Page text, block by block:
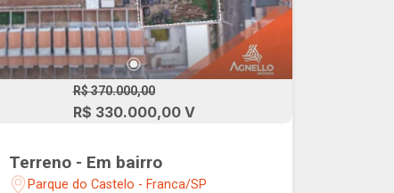
R$ 370.000,00
R$ 330.000,00 V
Terreno - Em bairro
Parque do Castelo - Franca/SP